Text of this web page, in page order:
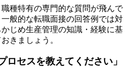
種特有の専門的な質問が飛んで
般的な転職面接の回答例では対
じめ生産管理の知識・経験に基
きましょう。
ロセスを教えてください」